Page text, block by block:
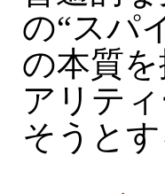
の“スパ
の本質
アリテ
そうと